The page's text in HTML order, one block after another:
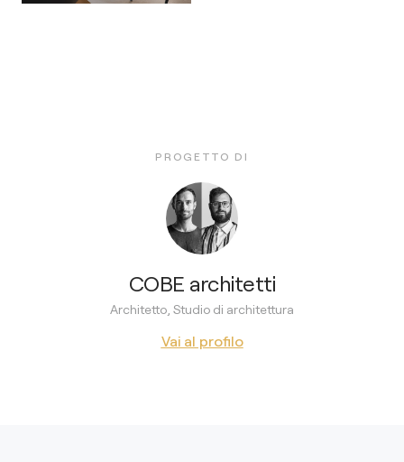
PROGETTO DI
COBE architetti
Architetto, Studio di architettura
Vai al profilo